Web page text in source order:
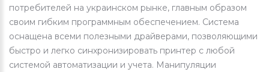
потребителей на украинском рынке, главным образом
своим гибким программным обеспечением. Система
оснащена всеми полезными драйверами, позволяющими
быстро и легко синхронизировать принтер с любой
системой автоматизации и учета. Манипуляции